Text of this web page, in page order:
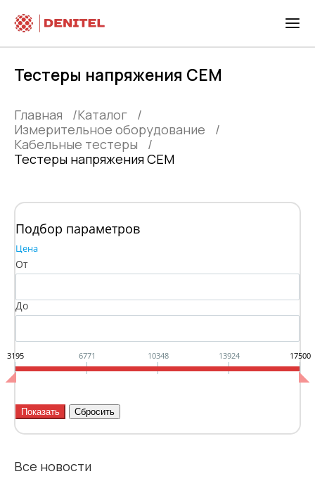
Тестеры напряжения СЕМ
Главная
Каталог
Измерительное оборудование
Кабельные тестеры
Тестеры напряжения СЕМ
Подбор параметров
Цена
От
До
3195 6771 10348 13924 17500
Все новости